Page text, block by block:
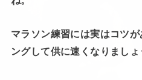
マラソン練習には実はコツ
ングして供に速くなりましょ